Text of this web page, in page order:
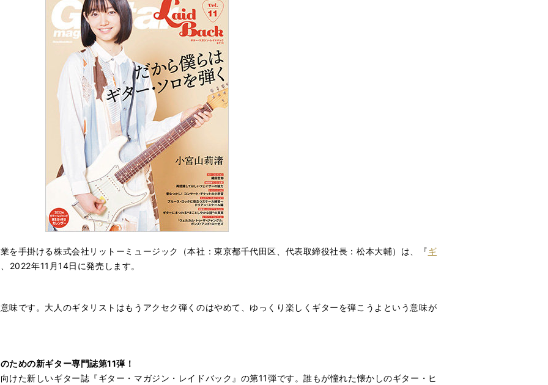
手掛ける株式会社リットーミュージック（本社：東京都千代田区、代表取締役社長：松本大輔）は、『ギ
2022年11月14日に発売します。
味です。大人のギタリストはもうアクセク弾くのはやめて、ゆっくり楽しくギターを弾こうよという意味が
ための新ギター専門誌第11弾！
けた新しいギター誌『ギター・マガジン・レイドバック』の第11弾です。誰もが憧れた懐かしのギター・ヒ